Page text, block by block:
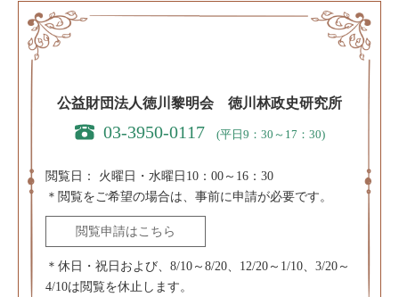
公益財団法人徳川黎明会 徳川林政史研究所
03-3950-0117 (平日9：30～17：30)
閲覧日：
火曜日・水曜日10：00～16：30
＊閲覧をご希望の場合は、事前に申請が必要です。
閲覧申請はこちら
＊休日・祝日および、8/10～8/20、12/20～1/10、3/20～
4/10は閲覧を休止します。